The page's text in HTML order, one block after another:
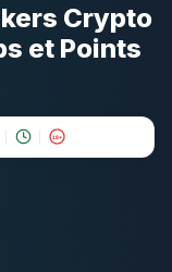
Crypto
et Points
18+